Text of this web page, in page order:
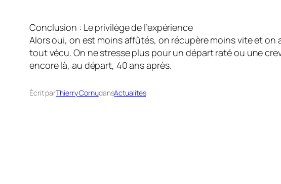
​Conclusion : Le privilège de l’expérience
​Alors oui, on est moins affûtés, on récupère moins vite et
tout vécu. On ne stresse plus pour un départ raté ou une
encore là, au départ, 40 ans après.
Écrit parThierry CornudansActualités